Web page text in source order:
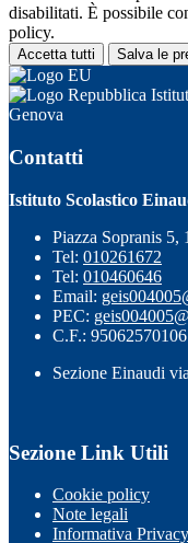
disabilitati. È possibile
policy.
Accetta tutti Salva le
Genova
Contatti
Istituto Scolastico
Piazza Sopranis 5,
Tel: 010261672
Tel: 010460646
Email:
PEC:
C.F.: 95062570106
Sezione Einaudi
Sezione Link Utili
Cookie policy
Note legali
Informativa Privacy